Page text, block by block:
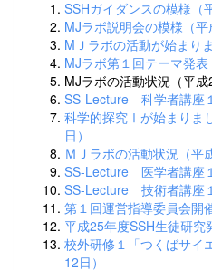
SSHガイダンスの模様（
MJラボ説明会の模様（平
MＪラボの活動が始まり
MJラボ第１回テーマ発表
MJラボの活動状況（平成
SS-Lecture 科学者講座
科学的探究Ⅰが始まりま
日）
ＭＪラボの活動状況（平
SS-Lecture 医学者講座
SS-Lecture 技術者講座
第１回運営指導委員会開
平成25年度SSH生徒研究
校外研修１「つくばサイ
12日）